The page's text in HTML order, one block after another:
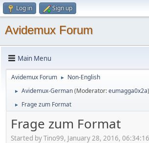
Log in Sign up
Avidemux Forum
Main Menu
Avidemux Forum ► Non-English
► Avidemux-German(Moderator:eumagga0x2a)
► Frage zum Format
Frage zum Format
Started by Tino99, January 28, 2016,